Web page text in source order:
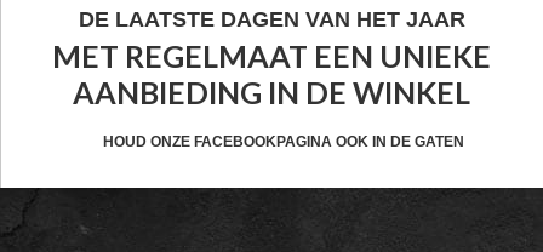
FOOTER
WIDGET
HEADER
DE LAATSTE DAGEN VAN HET JAAR
MET REGELMAAT EEN UNIEKE
AANBIEDING IN DE WINKEL
HOUD ONZE FACEBOOKPAGINA OOK IN DE GATEN